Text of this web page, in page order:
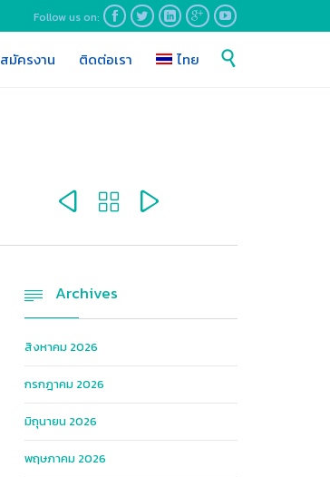
Follow us on:     
Skip
to
สมัครงาน ติดต่อเรา ไทย 
  
 Archives
สิงหาคม 2026
กรกฎาคม 2026
มิถุนายน 2026
พฤษภาคม 2026